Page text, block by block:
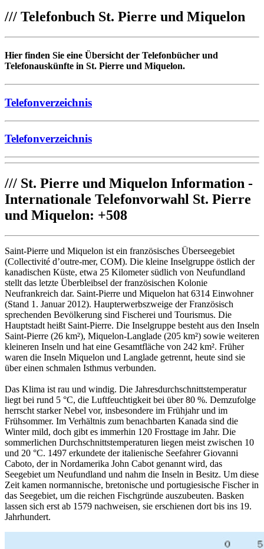
/// Telefonbuch St. Pierre und Miquelon
Hier finden Sie eine Übersicht der Telefonbücher und
Telefonauskünfte in St. Pierre und Miquelon.
Telefonverzeichnis
Telefonverzeichnis
/// St. Pierre und Miquelon Information -
Internationale Telefonvorwahl St. Pierre
und Miquelon: +508
Saint-Pierre und Miquelon ist ein französisches Überseegebiet
(Collectivité d’outre-mer, COM). Die kleine Inselgruppe östlich der
kanadischen Küste, etwa 25 Kilometer südlich von Neufundland
stellt das letzte Überbleibsel der französischen Kolonie
Neufrankreich dar. Saint-Pierre und Miquelon hat 6314 Einwohner
(Stand 1. Januar 2012). Haupterwerbszweige der Französisch
sprechenden Bevölkerung sind Fischerei und Tourismus. Die
Hauptstadt heißt Saint-Pierre. Die Inselgruppe besteht aus den Inseln
Saint-Pierre (26 km²), Miquelon-Langlade (205 km²) sowie weiteren
kleineren Inseln und hat eine Gesamtfläche von 242 km². Früher
waren die Inseln Miquelon und Langlade getrennt, heute sind sie
über einen schmalen Isthmus verbunden.
Das Klima ist rau und windig. Die Jahresdurchschnittstemperatur
liegt bei rund 5 °C, die Luftfeuchtigkeit bei über 80 %. Demzufolge
herrscht starker Nebel vor, insbesondere im Frühjahr und im
Frühsommer. Im Verhältnis zum benachbarten Kanada sind die
Winter mild, doch gibt es immerhin 120 Frosttage im Jahr. Die
sommerlichen Durchschnittstemperaturen liegen meist zwischen 10
und 20 °C. 1497 erkundete der italienische Seefahrer Giovanni
Caboto, der in Nordamerika John Cabot genannt wird, das
Seegebiet um Neufundland und nahm die Inseln in Besitz. Um diese
Zeit kamen normannische, bretonische und portugiesische Fischer in
das Seegebiet, um die reichen Fischgründe auszubeuten. Basken
lassen sich erst ab 1579 nachweisen, sie erschienen dort bis ins 19.
Jahrhundert.